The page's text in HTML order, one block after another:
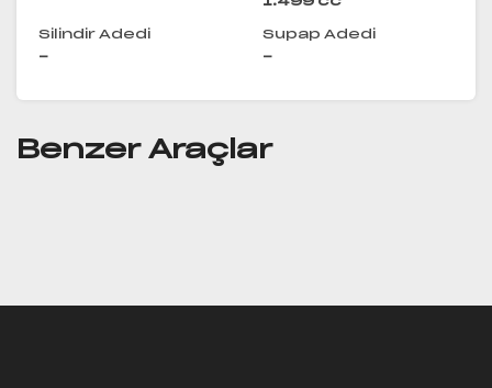
Silindir Adedi
-
Supap Adedi
-
Benzer Araçlar